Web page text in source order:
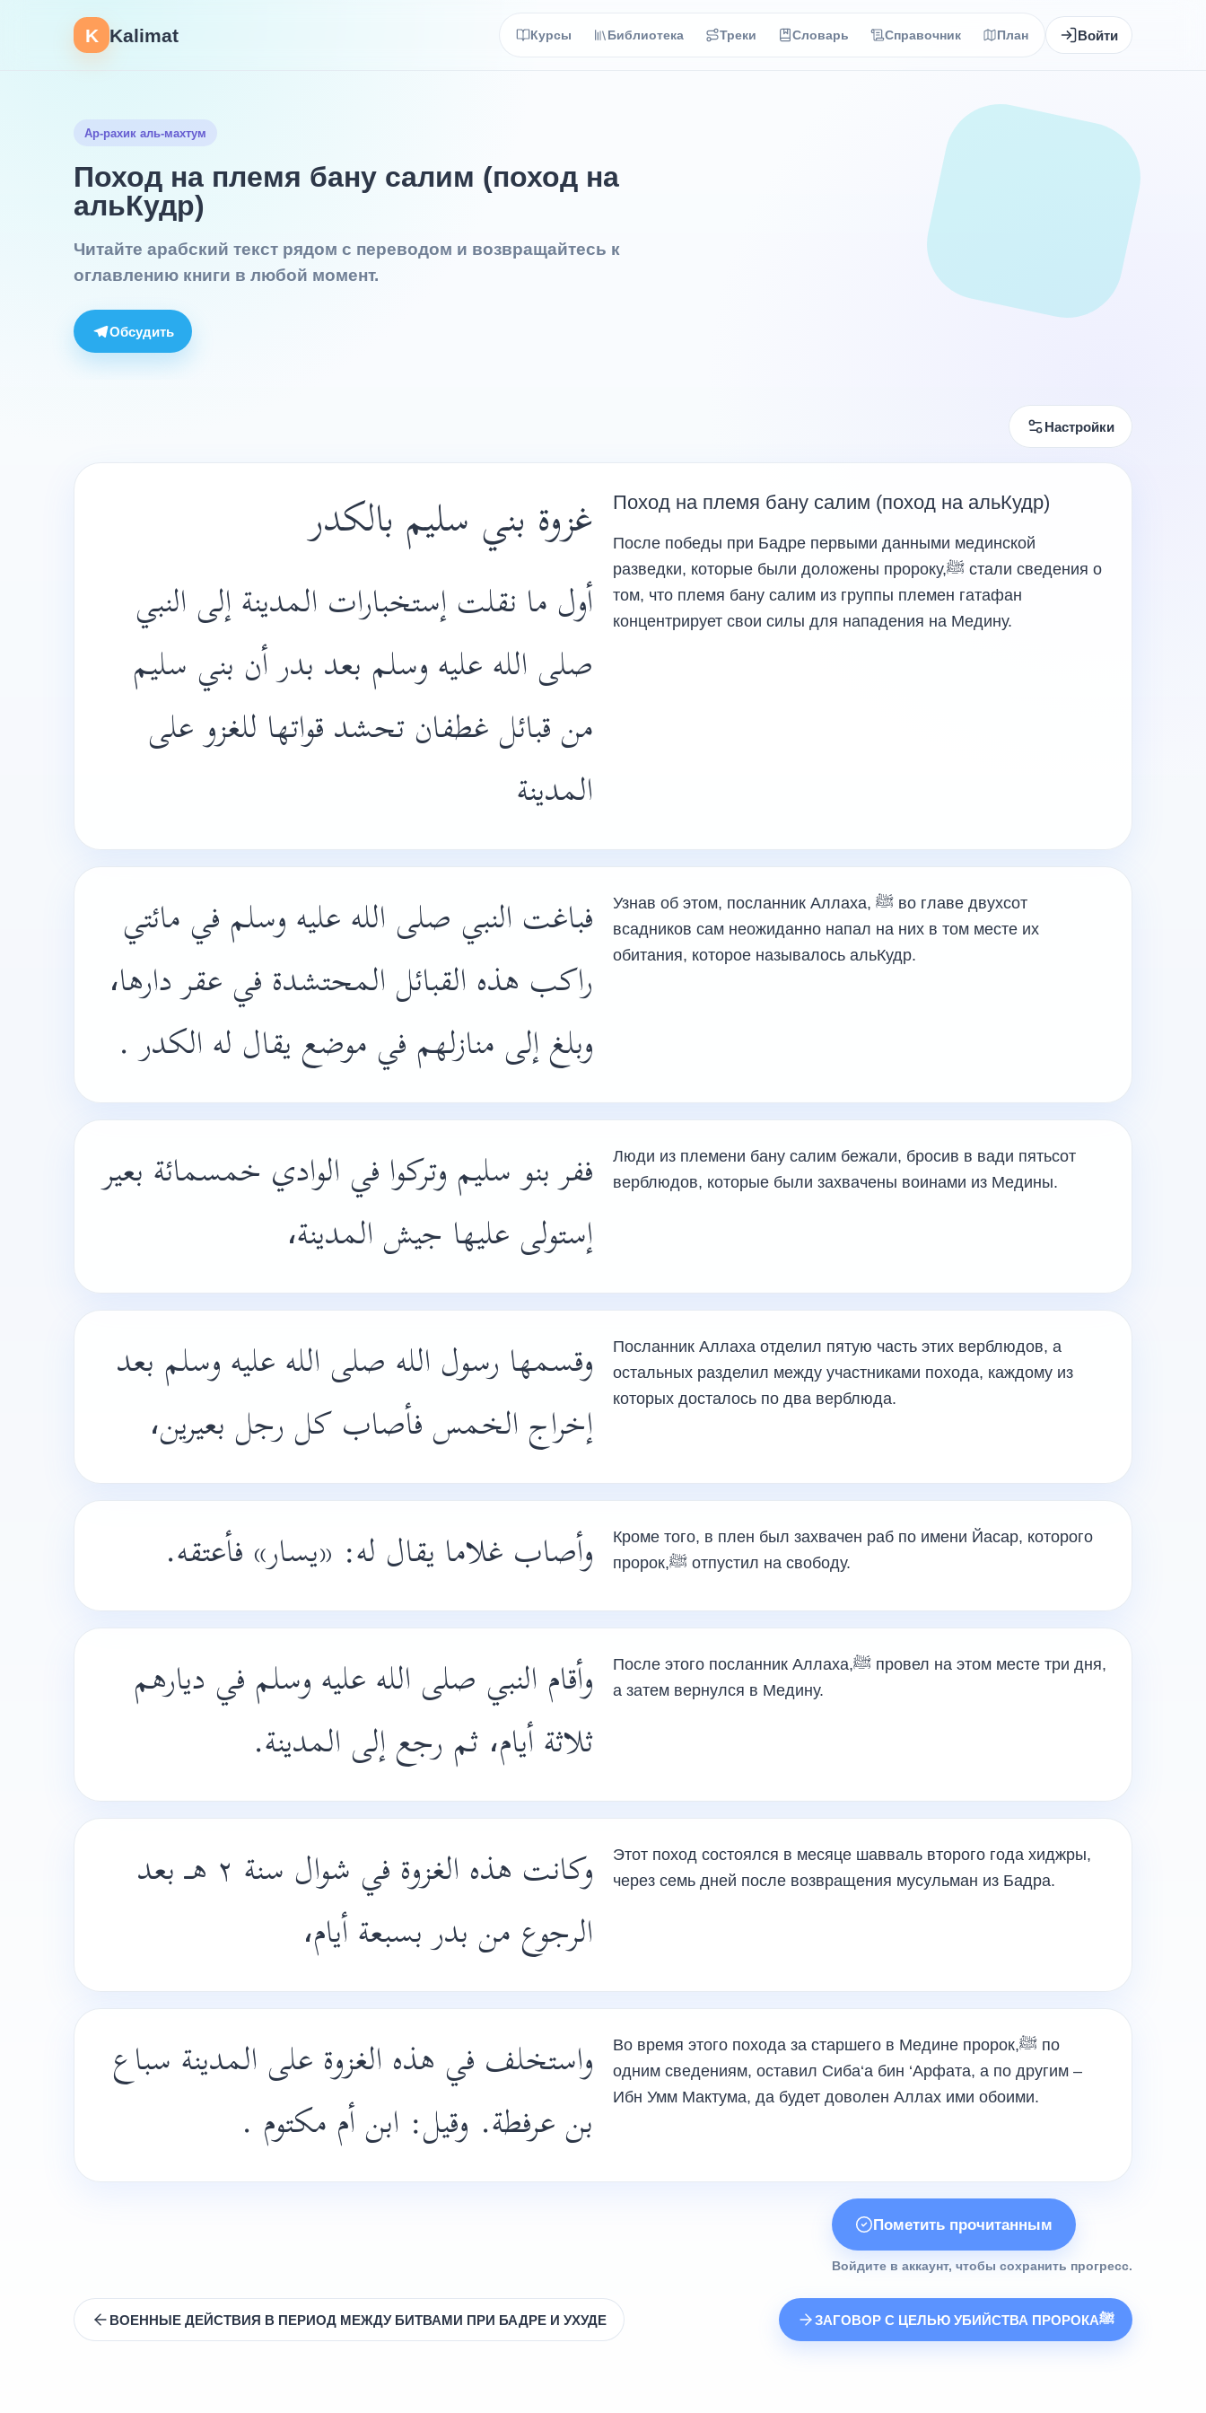
K Kalimat Курсы Библиотека Треки Словарь Справочник План Войти
Ар-рахик аль-махтум
Поход на племя бану салим (поход на
альКудр)
Читайте арабский текст рядом с переводом и возвращайтесь к
оглавлению книги в любой момент.
Обсудить
Настройки
غزوة بني سليم بالكدر
أول ما نقلت إستخبارات المدينة إلى النبي
صلى الله عليه وسلم بعد بدر أن بني سليم
من قبائل غطفان تحشد قواتها للغزو على
المدينة
Поход на племя бану салим (поход на альКудр)
После победы при Бадре первыми данными мединской
разведки, которые были доложены пророку,ﷺ стали сведения о
том, что племя бану салим из группы племен гатафан
концентрирует свои силы для нападения на Медину.
فباغت النبي صلى الله عليه وسلم في مائتي
راكب هذه القبائل المحتشدة في عقر دارها،
وبلغ إلى منازلهم في موضع يقال له الكدر .
Узнав об этом, посланник Аллаха, ﷺ во главе двухсот
всадников сам неожиданно напал на них в том месте их
обитания, которое называлось альКудр.
ففر بنو سليم وتركوا في الوادي خمسمائة بعير
إستولى عليها جيش المدينة،
Люди из племени бану салим бежали, бросив в вади пятьсот
верблюдов, которые были захвачены воинами из Медины.
وقسمها رسول الله صلى الله عليه وسلم بعد
إخراج الخمس فأصاب كل رجل بعيرين،
Посланник Аллаха отделил пятую часть этих верблюдов, а
остальных разделил между участниками похода, каждому из
которых досталось по два верблюда.
وأصاب غلاما يقال له: «يسار» فأعتقه.
Кроме того, в плен был захвачен раб по имени Йасар, которого
пророк,ﷺ отпустил на свободу.
وأقام النبي صلى الله عليه وسلم في ديارهم
ثلاثة أيام، ثم رجع إلى المدينة.
После этого посланник Аллаха,ﷺ провел на этом месте три дня,
а затем вернулся в Медину.
وكانت هذه الغزوة في شوال سنة ٢ هـ بعد
الرجوع من بدر بسبعة أيام،
Этот поход состоялся в месяце шавваль второго года хиджры,
через семь дней после возвращения мусульман из Бадра.
واستخلف في هذه الغزوة على المدينة سباع
بن عرفطة. وقيل: ابن أم مكتوم .
Во время этого похода за старшего в Медине пророк,ﷺ по
одним сведениям, оставил Сиба‘а бин ‘Арфата, а по другим –
Ибн Умм Мактума, да будет доволен Аллах ими обоими.
Пометить прочитанным
Войдите в аккаунт, чтобы сохранить прогресс.
ВОЕННЫЕ ДЕЙСТВИЯ В ПЕРИОД МЕЖДУ БИТВАМИ ПРИ БАДРЕ И УХУДЕ ЗАГОВОР С ЦЕЛЬЮ УБИЙСТВА ПРОРОКАﷺ